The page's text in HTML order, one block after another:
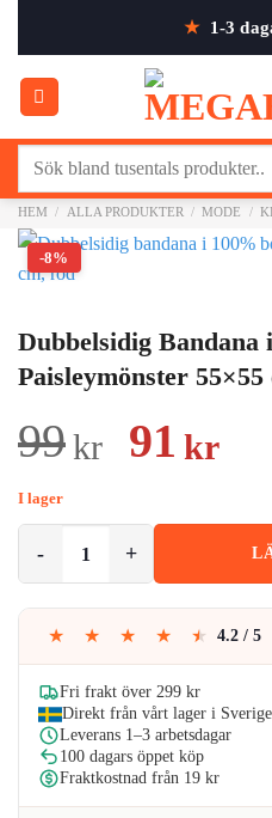
content
★ 1-3
HEM / ALLA PRODUKTER / MODE /
-8%
Dubbelsidig Bandana
Paisleymönster 55×55
99kr
Det
priset
var:
99kr.
91 krDet
I lager
★ ★ ★ ★ ★ 4.2 / 5
Fri frakt över 299 kr
Direkt från vårt lager i Sverige
Leverans 1–3 arbetsdagar
100 dagars öppet köp
Fraktkostnad från 19 kr